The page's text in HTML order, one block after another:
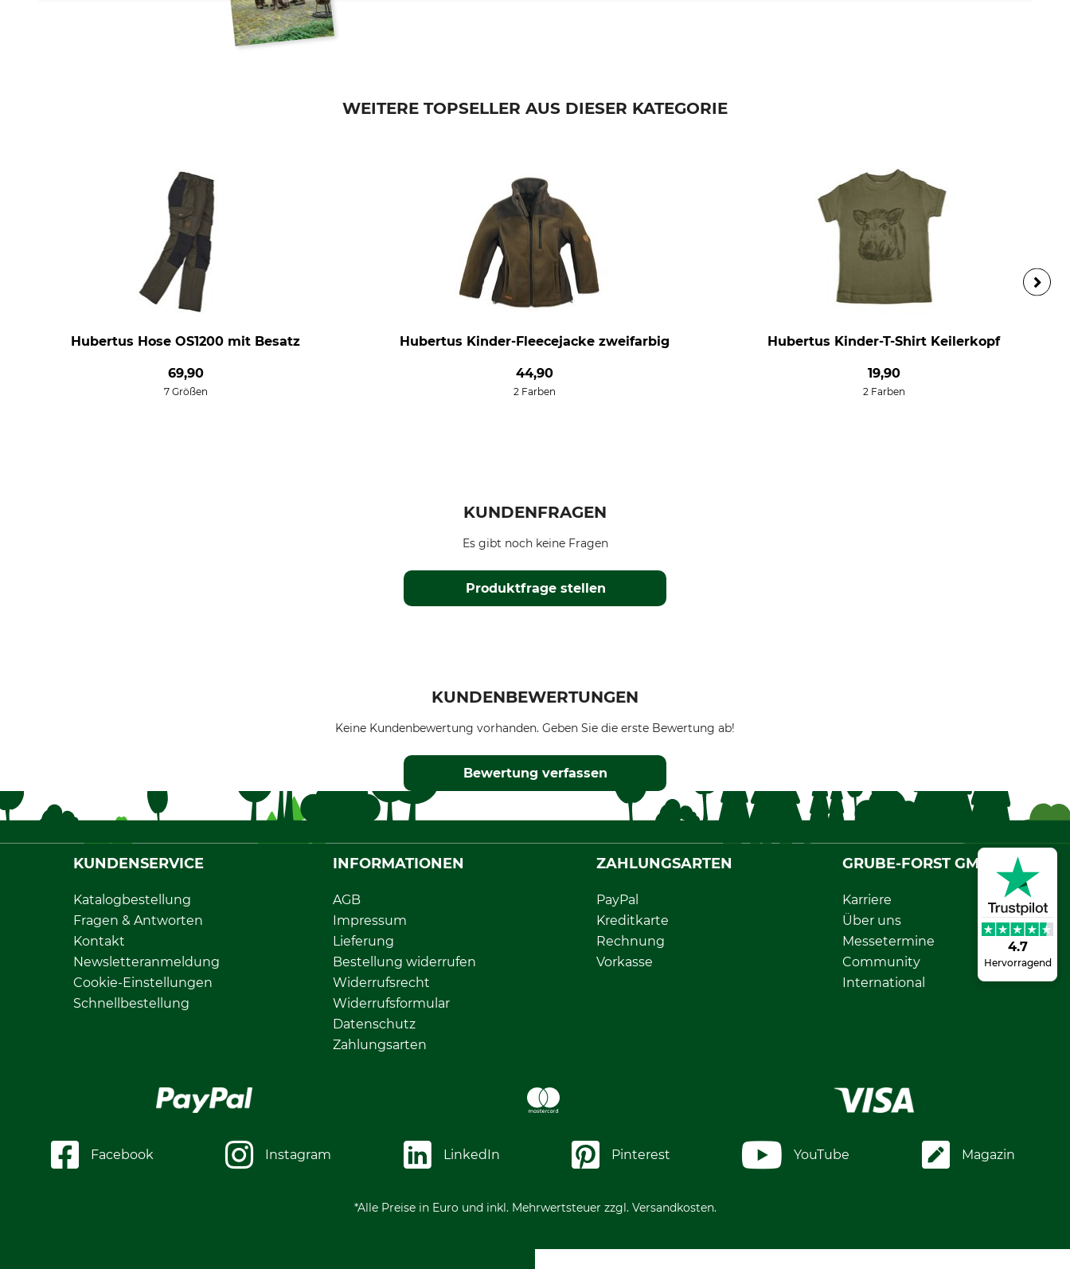
4.7
Hervorragend
WEITERE TOPSELLER AUS DIESER KATEGORIE
Hubertus Hose OS1200 mit Besatz
69,90
7 Größen
Hubertus Kinder-Fleecejacke zweifarbig
44,90
2 Farben
Hubertus Kinder-T-Shirt Keilerkopf
19,90
2 Farben
KUNDENFRAGEN
Produktfrage stellen
Es gibt noch keine Fragen
KUNDENBEWERTUNGEN
Keine Kundenbewertung vorhanden. Geben Sie die erste Bewertung ab!
Bewertung verfassen
KUNDENSERVICE
Katalogbestellung
Fragen & Antworten
Kontakt
Newsletteranmeldung
Cookie-Einstellungen
Schnellbestellung
INFORMATIONEN
AGB
Impressum
Lieferung
Bestellung widerrufen
Widerrufsrecht
Widerrufsformular
Datenschutz
Zahlungsarten
ZAHLUNGSARTEN
PayPal
Kreditkarte
Rechnung
Vorkasse
GRUBE-FORST GMBH
Karriere
Über uns
Messetermine
Community
International
Facebook Instagram LinkedIn Pinterest YouTube Magazin
*Alle Preise in Euro und inkl. Mehrwertsteuer zzgl. Versandkosten.